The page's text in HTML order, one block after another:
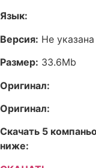
Язык:
Версия: Не указана
Размер: 33.6Mb
Оригинал:
Оригинал:
Скачать 5
ниже: